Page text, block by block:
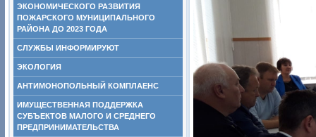
ЭКОНОМИЧЕСКОГО РАЗВИТИЯ
ПОЖАРСКОГО МУНИЦИПАЛЬНОГО
РАЙОНА ДО 2023 ГОДА
СЛУЖБЫ ИНФОРМИРУЮТ
ЭКОЛОГИЯ
АНТИМОНОПОЛЬНЫЙ КОМПЛАЕНС
ИМУЩЕСТВЕННАЯ ПОДДЕРЖКА
СУБЪЕКТОВ МАЛОГО И СРЕДНЕГО
ПРЕДПРИНИМАТЕЛЬСТВА